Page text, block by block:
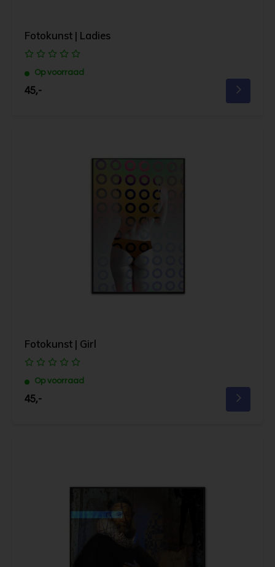
Fotokunst | Ladies
Op voorraad
45,-
Fotokunst | Girl
Op voorraad
45,-